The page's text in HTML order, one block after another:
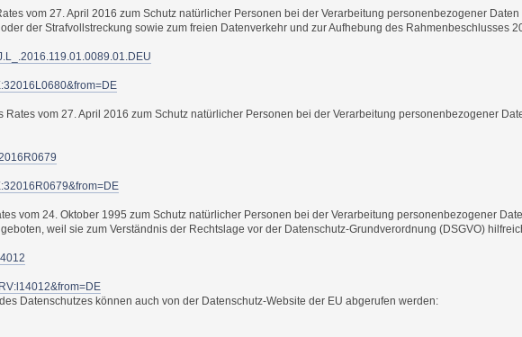
vom 27. April 2016 zum Schutz natürlicher Personen bei der Verarbeitung personenbezogener
der Strafvollstreckung sowie zum freien Datenverkehr und zur Aufhebung des Rahmenbeschlusses
vom 27. April 2016 zum Schutz natürlicher Personen bei der Verarbeitung personenbezogener
vom 24. Oktober 1995 zum Schutz natürlicher Personen bei der Verarbeitung personenbezogener
weil sie zum Verständnis der Rechtslage vor der Datenschutz-Grundverordnung (DSGVO)
Datenschutzes können auch von der Datenschutz-Website der EU abgerufen werden: